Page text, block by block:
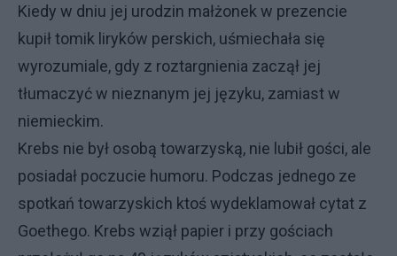
Kiedy w dniu jej urodzin małżonek w prezencie
kupił tomik liryków perskich, uśmiechała się
wyrozumiale, gdy z roztargnienia zaczął jej
tłumaczyć w nieznanym jej języku, zamiast w
niemieckim.
Krebs nie był osobą towarzyską, nie lubił gości, ale
posiadał poczucie humoru. Podczas jednego ze
spotkań towarzyskich ktoś wydeklamował cytat z
Goethego. Krebs wziął papier i przy gościach